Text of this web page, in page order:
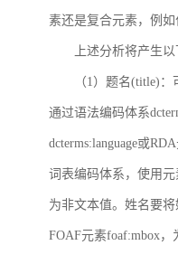
素还是复合元素，例
上述分析将产生
（1）题名(title)
通过语法编码体系
dcterms:language或
词表编码体系，使用元
为非文本值。姓名要
FOAF元素foaf:mbox，